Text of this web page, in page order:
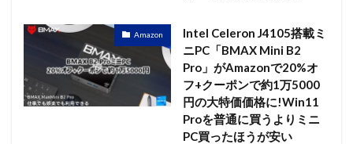
Amazon
Intel Celeron J4105搭載ミ
ニPC「BMAX Mini B2
Pro」がAmazonで20%オ
フ+クーポンで約1万5000
円の大特価価格に!Win11
Proを普通に買うよりミニ
PC買ったほうが安い